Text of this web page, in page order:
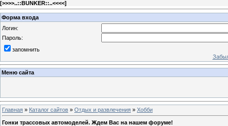
[>>>>..::BUNKER::..<<<<]
Форма входа
Логин:
Пароль:
запомнить
Меню сайта
Главная » Каталог сайтов » Отдых и развлечения » Хобби
Гонки трассовых автомоделей. Ждем Вас на нашем форуме!